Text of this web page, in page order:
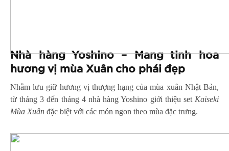
Nhà hàng Yoshino – Mang tinh hoa
hương vị mùa Xuân cho phái đẹp
Nhằm lưu giữ hương vị thượng hạng của mùa xuân Nhật Bản,
từ tháng 3 đến tháng 4 nhà hàng Yoshino giới thiệu set Kaiseki
Mùa Xuân đặc biệt với các món ngon theo mùa đặc trưng.